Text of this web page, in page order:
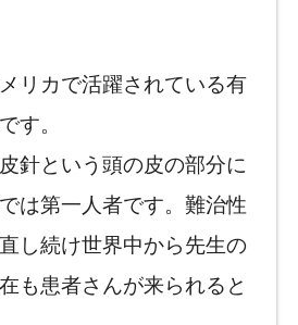
リカで活躍されている有
す。
針という頭の皮の部分に
は第一人者です。難治性
し続け世界中から先生の
も患者さんが来られると